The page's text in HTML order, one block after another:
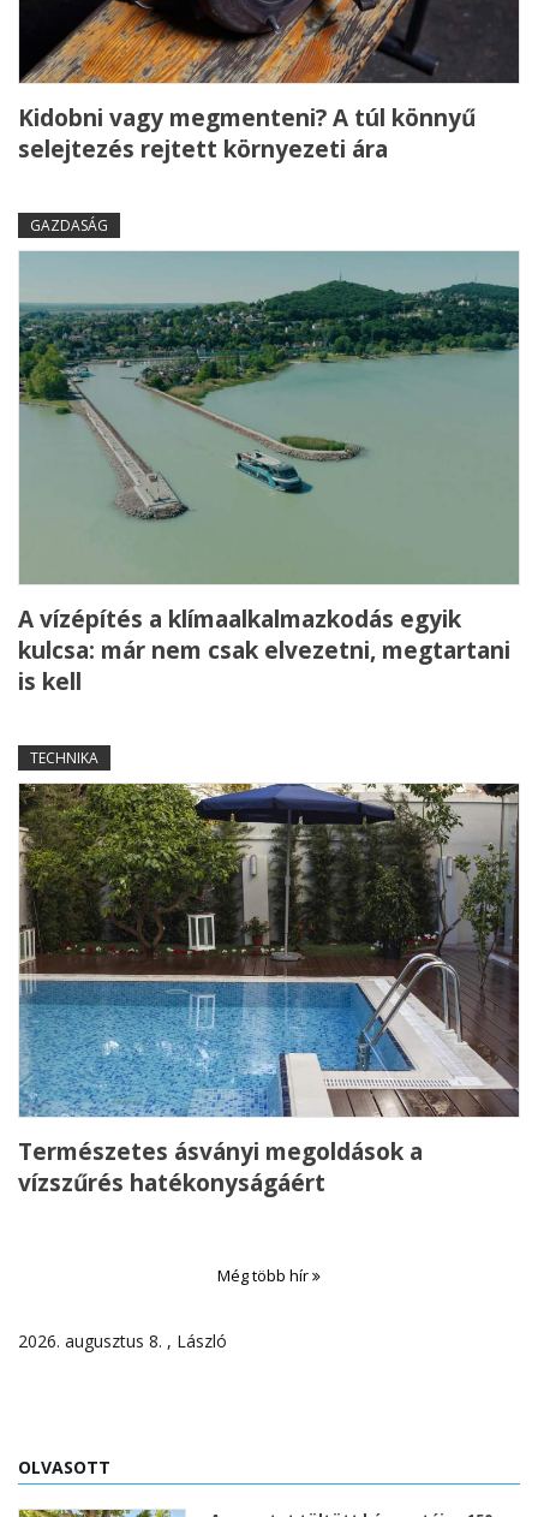
Kidobni vagy megmenteni? A túl könnyű
selejtezés rejtett környezeti ára
GAZDASÁG
A vízépítés a klímaalkalmazkodás egyik
kulcsa: már nem csak elvezetni, megtartani
is kell
TECHNIKA
Természetes ásványi megoldások a
vízszűrés hatékonyságáért
Még több hír
2026. augusztus 8. , László
OLVASOTT